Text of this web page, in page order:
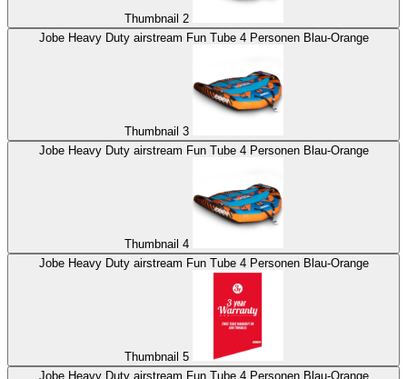
Thumbnail 2
Jobe Heavy Duty airstream Fun Tube 4 Personen Blau-Orange
Thumbnail 3
Jobe Heavy Duty airstream Fun Tube 4 Personen Blau-Orange
Thumbnail 4
Jobe Heavy Duty airstream Fun Tube 4 Personen Blau-Orange
Thumbnail 5
Jobe Heavy Duty airstream Fun Tube 4 Personen Blau-Orange